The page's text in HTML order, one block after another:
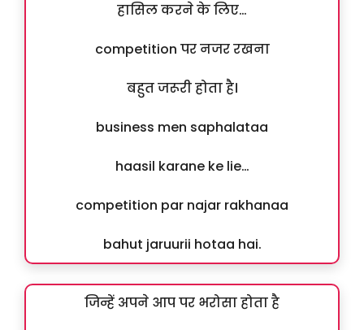
हासिल करने के लिए…
competition पर नजर रखना
बहुत जरूरी होता है।
business men saphalataa
haasil karane ke lie…
competition par najar rakhanaa
bahut jaruurii hotaa hai.
जिन्हें अपने आप पर भरोसा होता है